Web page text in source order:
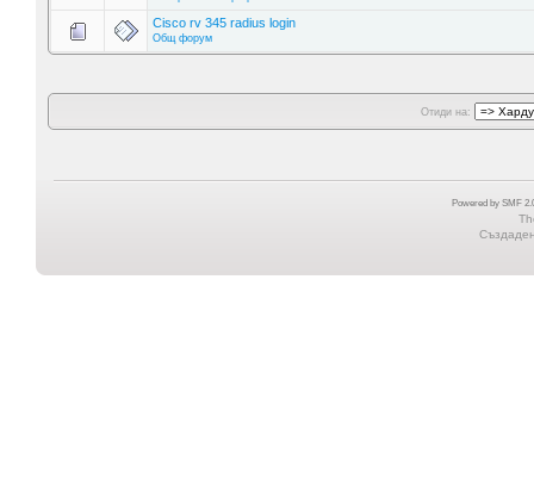
Cisco rv 345 radius login
Общ форум
Отиди на:
Powered by SMF